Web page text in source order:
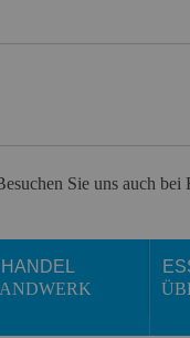
Sie uns auch bei
HANDEL